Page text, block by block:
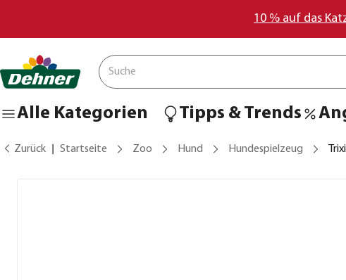
10 % auf das
Alle Kategorien Tipps & Trends
Zurück Startseite Zoo Hund Hundespielzeug